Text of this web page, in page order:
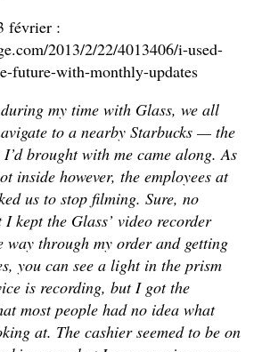
février :
2013/2/22/4013406/i-used-
future-with-monthly-updates
my time with Glass, we all
to a nearby Starbucks — the
brought with me came along. As
inside however, the employees at
us to stop filming. Sure, no
kept the Glass’ video recorder
way through my order and getting
you can see a light in the prism
is recording, but I got the
most people had no idea what
at. The cashier seemed to be on